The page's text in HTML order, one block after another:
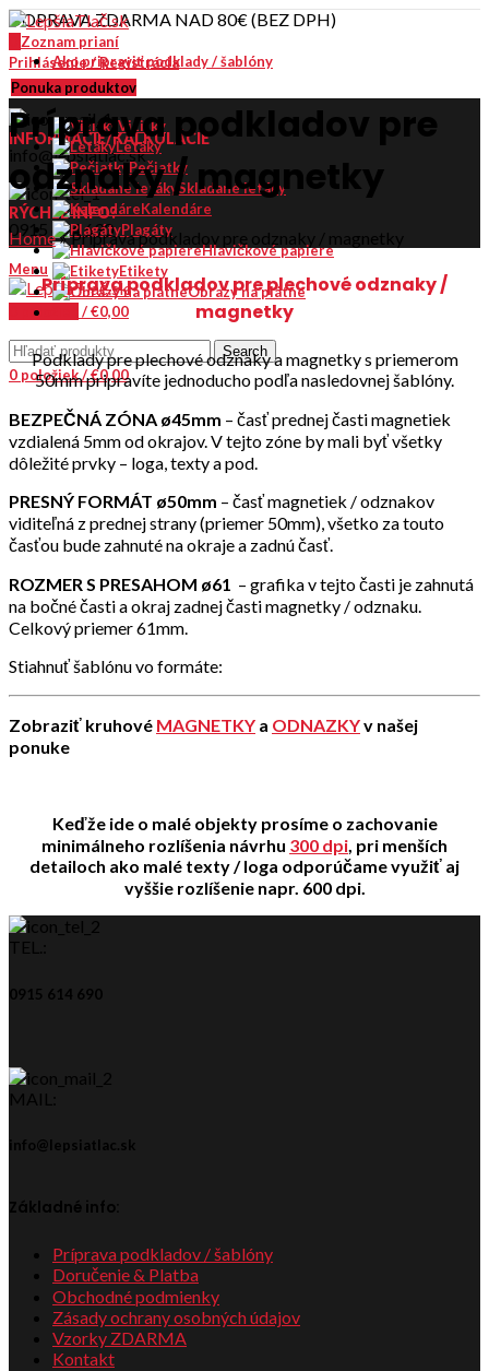
DOPRAVA ZDARMA NAD 80€ (BEZ DPH)
Zoznam prianí
Prihlásenie / Registrácia
Ako pripraviť podklady / šablóny
Kontakt
INFORMÁCIE/KALKULÁCIE
info@lepsiatlac.sk
RÝCHLE INFO?
0915 614 690
Menu
položiek /€0,00
Ponuka produktov
Vizitky
Letáky
Pečiatky
Skladané letáky
Kalendáre
Plagáty
Hlavičkové papiere
Etikety
Obrazy na plátne
Search
0 položiek/€0,00
Príprava podkladov pre
odznaky / magnetky
Home»Príprava podkladov pre odznaky / magnetky
Príprava podkladov pre plechové odznaky /
magnetky
Podklady pre plechové odznaky a magnetky s priemerom
50mm pripravíte jednoducho podľa nasledovnej šablóny.
BEZPEČNÁ ZÓNA ø45mm – časť prednej časti magnetiek
vzdialená 5mm od okrajov. V tejto zóne by mali byť všetky
dôležité prvky – loga, texty a pod.
PRESNÝ FORMÁT ø50mm – časť magnetiek / odznakov
viditeľná z prednej strany (priemer 50mm), všetko za touto
časťou bude zahnuté na okraje a zadnú časť.
ROZMER S PRESAHOM ø61 – grafika v tejto časti je zahnutá
na bočné časti a okraj zadnej časti magnetky / odznaku.
Celkový priemer 61mm.
Stiahnuť šablónu vo formáte:
Zobraziť kruhové MAGNETKY a ODNAZKYv našej
ponuke
Keďže ide o malé objekty prosíme o zachovanie
minimálneho rozlíšenia návrhu 300 dpi, pri menších
detailoch ako malé texty / loga odporúčame využiť aj
vyššie rozlíšenie napr. 600 dpi.
TEL.:
0915 614 690
MAIL:
info@lepsiatlac.sk
Základné info:
Príprava podkladov / šablóny
Doručenie & Platba
Obchodné podmienky
Zásady ochrany osobných údajov
Vzorky ZDARMA
Kontakt